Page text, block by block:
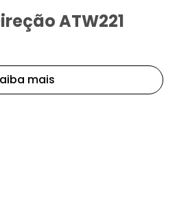
ATW221
mais